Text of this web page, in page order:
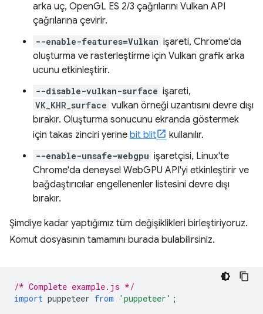
arka uç, OpenGL ES 2/3 çağrılarını Vulkan API
çağrılarına çevirir.
--enable-features=Vulkan işareti, Chrome'da
oluşturma ve rasterleştirme için Vulkan grafik arka
ucunu etkinleştirir.
--disable-vulkan-surface işareti,
VK_KHR_surface vulkan örneği uzantısını devre dışı
bırakır. Oluşturma sonucunu ekranda göstermek
için takas zinciri yerine bit blit kullanılır.
--enable-unsafe-webgpu işaretçisi, Linux'te
Chrome'da deneysel WebGPU API'yi etkinleştirir ve
bağdaştırıcılar engellenenler listesini devre dışı
bırakır.
Şimdiye kadar yaptığımız tüm değişiklikleri birleştiriyoruz.
Komut dosyasının tamamını burada bulabilirsiniz.
/* Complete example.js */
import puppeteer from 'puppeteer' ;